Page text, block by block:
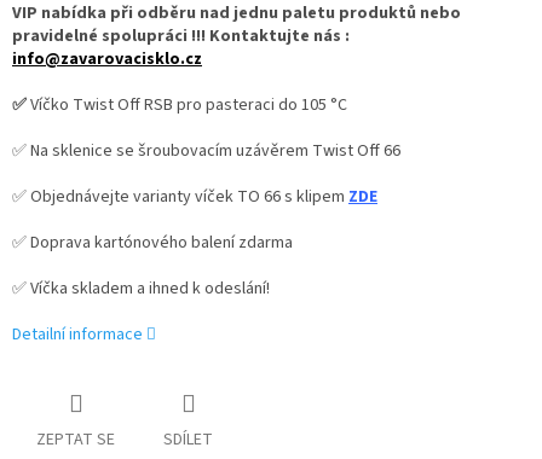
VIP nabídka při odběru nad jednu paletu produktů nebo
pravidelné spolupráci !!! Kontaktujte nás :
info@zavarovacisklo.cz
✅Víčko Twist Off RSB pro pasteraci do 105 °C
✅ Na sklenice se šroubovacím uzávěrem Twist Off 66
✅ Objednávejte varianty víček TO 66 s klipem ZDE
✅ Doprava kartónového balení zdarma
✅ Víčka skladem a ihned k odeslání!
Detailní informace
ZEPTAT SE SDÍLET